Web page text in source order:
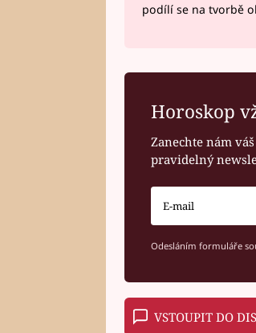
podílí se na tvorbě
Horoskop
Zanechte nám
pravidelný
Odesláním formuláře
VSTOUPIT DO